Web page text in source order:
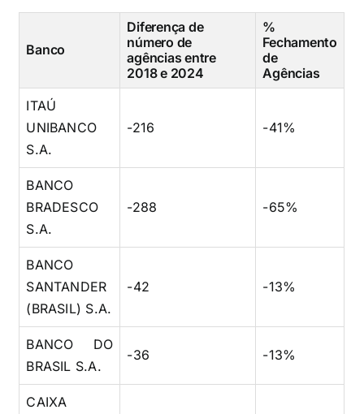
Banco
Diferença de
número de
agências entre
2018 e 2024
%
Fechamento
de
Agências
ITAÚ
UNIBANCO
S.A.
-216 -41%
BANCO
BRADESCO
S.A.
-288 -65%
BANCO
SANTANDER
(BRASIL) S.A.
-42 -13%
BANCO DO
BRASIL S.A.
-36 -13%
CAIXA